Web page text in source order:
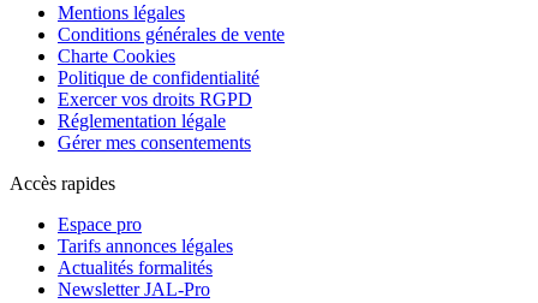
Mentions légales
Conditions générales de vente
Charte Cookies
Politique de confidentialité
Exercer vos droits RGPD
Réglementation légale
Gérer mes consentements
Accès rapides
Espace pro
Tarifs annonces légales
Actualités formalités
Newsletter JAL-Pro